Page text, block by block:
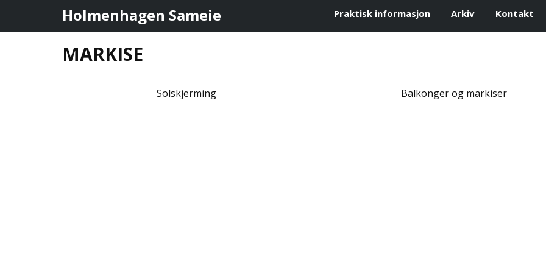
Holmenhagen Sameie Praktisk informasjon Arkiv Kontakt
MARKISE
Solskjerming Balkonger og markiser